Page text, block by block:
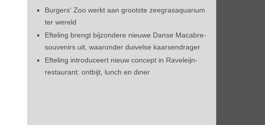
Burgers' Zoo werkt aan grootste zeegrasaquarium
ter wereld
Efteling brengt bijzondere nieuwe Danse Macabre-
souvenirs uit, waaronder duivelse kaarsendrager
Efteling introduceert nieuw concept in Raveleijn-
restaurant: ontbijt, lunch en diner